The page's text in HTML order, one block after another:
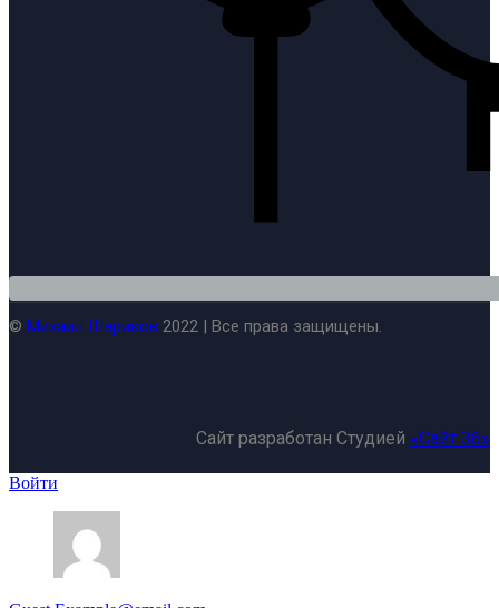
© Михаил Шариков 2022 | Все права защищены.
Сайт разработан Студией «Сайт 36»
Войти